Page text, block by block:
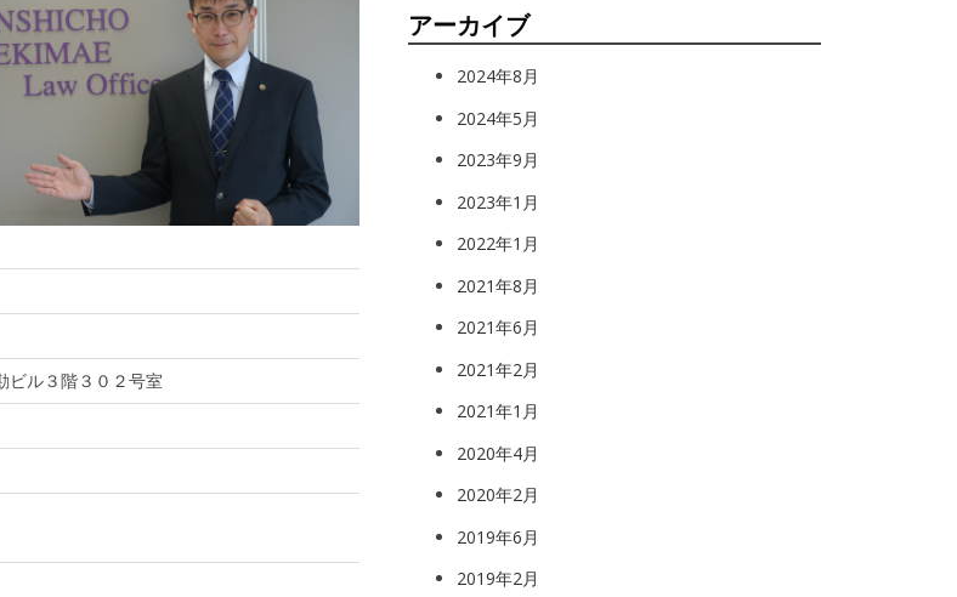
ル３階３０２号室
アーカイブ
2024年8月
2024年5月
2023年9月
2023年1月
2022年1月
2021年8月
2021年6月
2021年2月
2021年1月
2020年4月
2020年2月
2019年6月
2019年2月